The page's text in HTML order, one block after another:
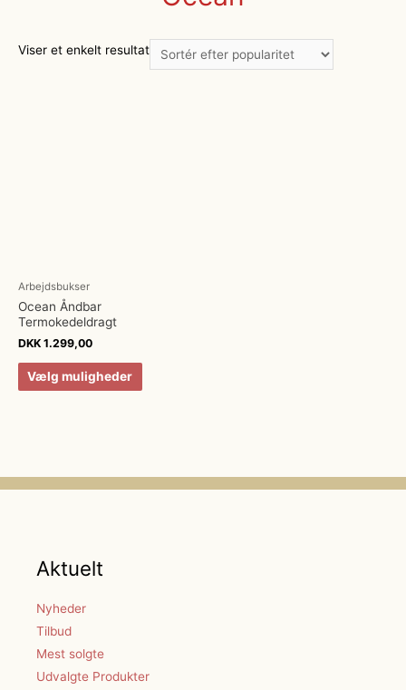
Viser et enkelt resultat
Arbejdsbukser
Ocean Åndbar
Termokedeldragt
DKK 1.299,00
Vælg muligheder
Aktuelt
Nyheder
Tilbud
Mest solgte
Udvalgte Produkter